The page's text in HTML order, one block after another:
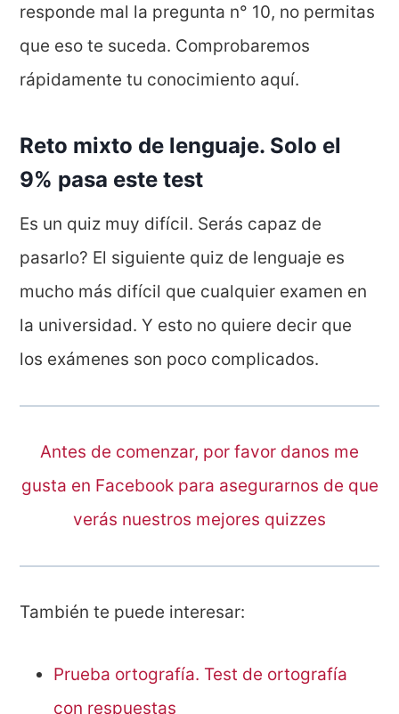
responde mal la pregunta n° 10, no permitas
que eso te suceda. Comprobaremos
rápidamente tu conocimiento aquí.
Reto mixto de lenguaje. Solo el
9% pasa este test
Es un quiz muy difícil. Serás capaz de
pasarlo? El siguiente quiz de lenguaje es
mucho más difícil que cualquier examen en
la universidad. Y esto no quiere decir que
los exámenes son poco complicados.
Antes de comenzar, por favor danos me
gusta en Facebook para asegurarnos de que
verás nuestros mejores quizzes
También te puede interesar:
Prueba ortografía. Test de ortografía
con respuestas